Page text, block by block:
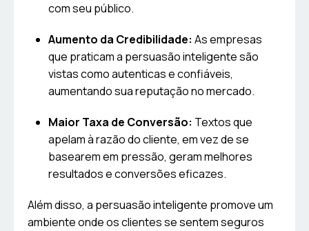
com seu público.
Aumento da Credibilidade: As empresas
que praticam a persuasão inteligente são
vistas como autenticas e confiáveis,
aumentando sua reputação no mercado.
Maior Taxa de Conversão: Textos que
apelam à razão do cliente, em vez de se
basearem em pressão, geram melhores
resultados e conversões eficazes.
Além disso, a persuasão inteligente promove um
ambiente onde os clientes se sentem seguros